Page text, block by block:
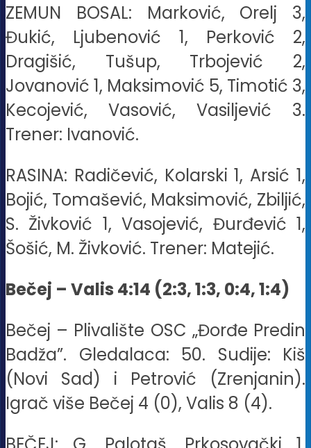
ZEMUN BOSAL: Marković, Orelj 3,
Đukić, Ljubenović 1, Perković 2,
Dragišić, Tušup, Trbojević 2,
Jovanović 1, Maksimović 5, Timotić 3,
Kecojević, Vasović, Vasiljević 3.
Trener: Ivanović.
RASINA: Radičević, Kolarski 1, Arsić 1,
Bojić, Tomašević, Maksimović, Zbiljić,
S. Živković 1, Vasojević, Đurđević 1,
Šošić, M. Živković. Trener: Matejić.
Bečej – Valis 4:14 (2:3, 1:3, 0:4, 1:4)
Bečej – Plivalište OSC „Đorđe Predin
Badža”. Gledalaca: 50. Sudije: Kiš
(Novi Sad) i Petrović (Zrenjanin).
Igrač više Bečej 4 (0), Valis 8 (4).